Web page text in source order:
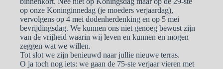
op onze Koninginnedag (je moeders verjaardag),
vervolgens op 4 mei dodenherdenking en op 5 mei
bevrijdingsdag. We kunnen ons niet genoeg bewust zijn
van de vrijheid waarin wij leven en kunnen en mogen
zeggen wat we willen.
Tot slot we zijn benieuwd naar jullie nieuwe terras.
O ja toch nog iets: we gaan de 75-ste verjaar vieren met